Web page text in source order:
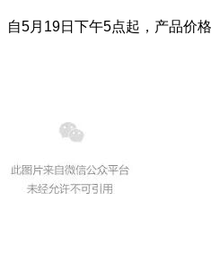
自5月19日下午5点起，产品价